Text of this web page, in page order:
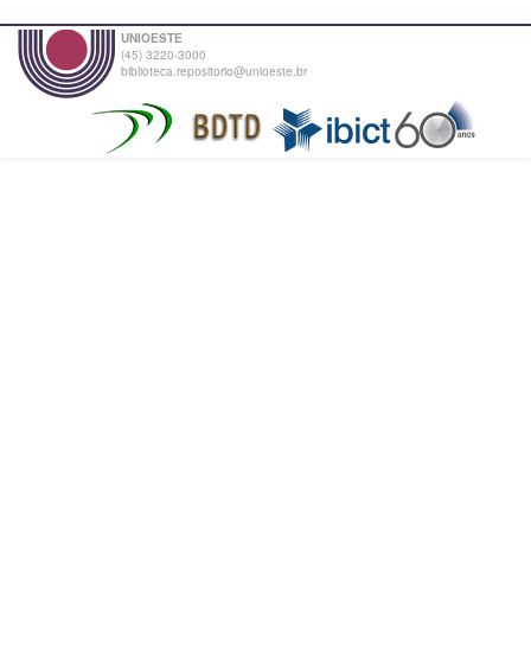
UNIOESTE
(45) 3220-3000
biblioteca.repositorio@unioeste.br